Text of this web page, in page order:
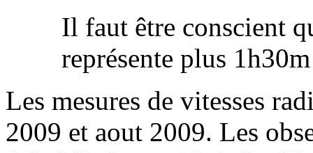
Il faut être conscient
représente plus
Les mesures de vitesses
2009 et aout 2009. Les